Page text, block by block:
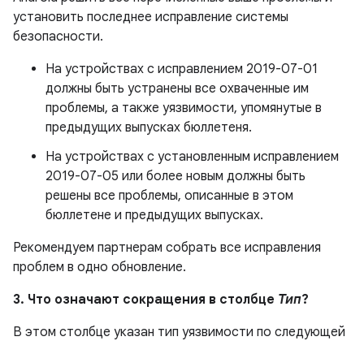
установить последнее исправление системы
безопасности.
На устройствах с исправлением 2019-07-01
должны быть устранены все охваченные им
проблемы, а также уязвимости, упомянутые в
предыдущих выпусках бюллетеня.
На устройствах с установленным исправлением
2019-07-05 или более новым должны быть
решены все проблемы, описанные в этом
бюллетене и предыдущих выпусках.
Рекомендуем партнерам собрать все исправления
проблем в одно обновление.
3. Что означают сокращения в столбце Тип?
В этом столбце указан тип уязвимости по следующей